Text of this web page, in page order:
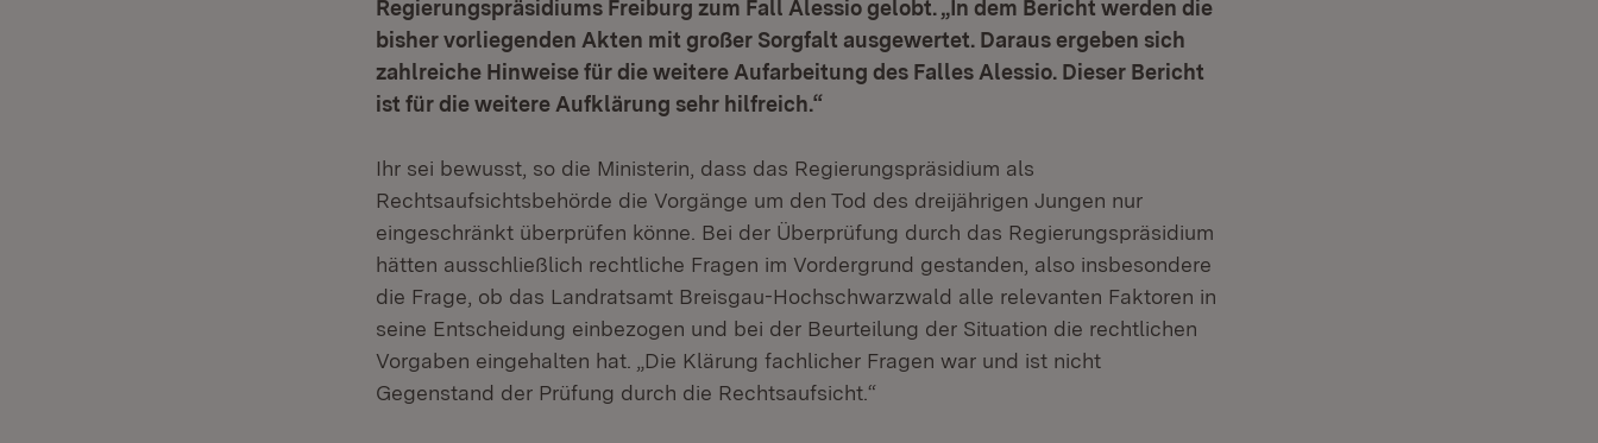
Regierungspräsidiums Freiburg zum Fall Alessio gelobt. „In dem Bericht werden die
bisher vorliegenden Akten mit großer Sorgfalt ausgewertet. Daraus ergeben sich
zahlreiche Hinweise für die weitere Aufarbeitung des Falles Alessio. Dieser Bericht
ist für die weitere Aufklärung sehr hilfreich.“
Ihr sei bewusst, so die Ministerin, dass das Regierungspräsidium als
Rechtsaufsichtsbehörde die Vorgänge um den Tod des dreijährigen Jungen nur
eingeschränkt überprüfen könne. Bei der Überprüfung durch das Regierungspräsidium
hätten ausschließlich rechtliche Fragen im Vordergrund gestanden, also insbesondere
die Frage, ob das Landratsamt Breisgau-Hochschwarzwald alle relevanten Faktoren in
seine Entscheidung einbezogen und bei der Beurteilung der Situation die rechtlichen
Vorgaben eingehalten hat. „Die Klärung fachlicher Fragen war und ist nicht
Gegenstand der Prüfung durch die Rechtsaufsicht.“